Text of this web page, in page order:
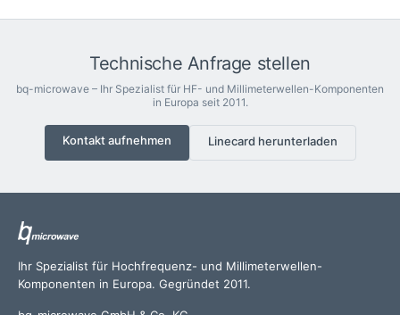
Technische Anfrage stellen
bq-microwave – Ihr Spezialist für HF- und Millimeterwellen-Komponenten
in Europa seit 2011.
Kontakt aufnehmen Linecard herunterladen
Ihr Spezialist für Hochfrequenz- und Millimeterwellen-
Komponenten in Europa. Gegründet 2011.